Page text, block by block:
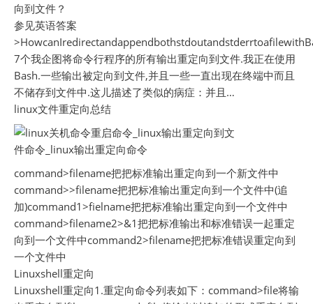
向到文件？
参见英语答案
7个我企图将命令行程序的所有输出重定向到文件.我正在使用
Bash.一些输出被定向到文件,并且一些一直出现在终端中而且
不储存到文件中.这儿描述了类似的病症：并且…
linux文件重定向总结
command>filename把把标准输出重定向到一个新文件中
command>>filename把把标准输出重定向到一个文件中(追
加)command1>fielname把把标准输出重定向到一个文件中
command>filename2>&1把把标准输出和标准错误一起重定
向到一个文件中command2>filename把把标准错误重定向到
一个文件中
Linuxshell重定向
Linuxshell重定向1.重定向命令列表如下：command>file将输